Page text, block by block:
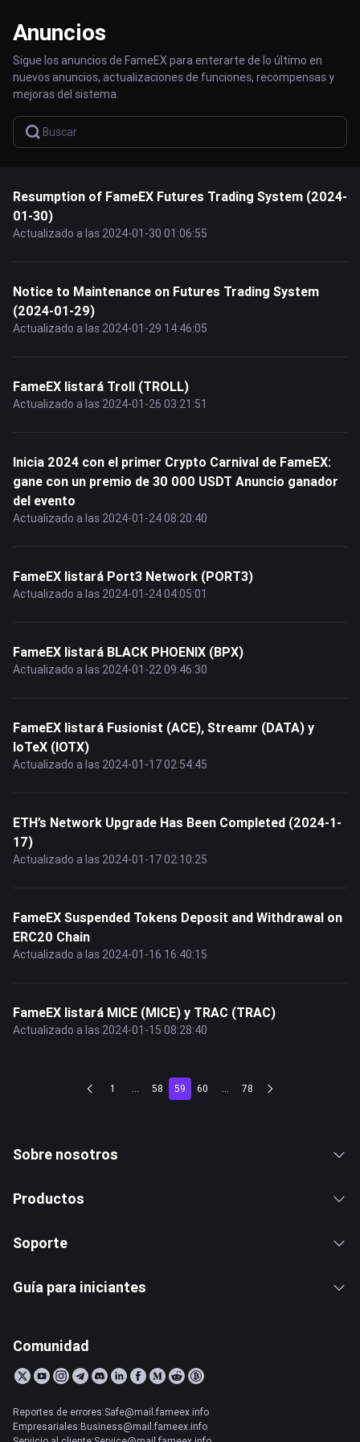
Anuncios
Sigue los anuncios de FameEX para enterarte de lo último en
nuevos anuncios, actualizaciones de funciones, recompensas y
mejoras del sistema.
Resumption of FameEX Futures Trading System (2024-
01-30)
Actualizado a las 2024-01-30 01:06:55
Notice to Maintenance on Futures Trading System
(2024-01-29)
Actualizado a las 2024-01-29 14:46:05
FameEX listará Troll (TROLL)
Actualizado a las 2024-01-26 03:21:51
Inicia 2024 con el primer Crypto Carnival de FameEX:
gane con un premio de 30 000 USDT Anuncio ganador
del evento
Actualizado a las 2024-01-24 08:20:40
FameEX listará Port3 Network (PORT3)
Actualizado a las 2024-01-24 04:05:01
FameEX listará BLACK PHOENIX (BPX)
Actualizado a las 2024-01-22 09:46:30
FameEX listará Fusionist (ACE), Streamr (DATA) y
IoTeX (IOTX)
Actualizado a las 2024-01-17 02:54:45
ETH’s Network Upgrade Has Been Completed (2024-1-
17)
Actualizado a las 2024-01-17 02:10:25
FameEX Suspended Tokens Deposit and Withdrawal on
ERC20 Chain
Actualizado a las 2024-01-16 16:40:15
FameEX listará MICE (MICE) y TRAC (TRAC)
Actualizado a las 2024-01-15 08:28:40
1 ... 58 59 60 ... 78
Sobre nosotros
Productos
Soporte
Guía para iniciantes
Comunidad
Reportes de errores:Safe@mail.fameex.info
Empresariales:Business@mail.fameex.info